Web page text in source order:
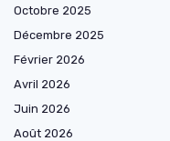
Octobre 2025
Décembre 2025
Février 2026
Avril 2026
Juin 2026
Août 2026